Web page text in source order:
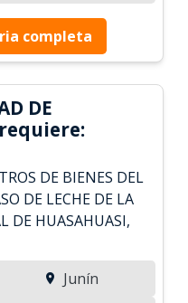
completa
DE
requiere:
DE BIENES DEL
DE LECHE DE LA
DE HUASAHUASI,
Junín